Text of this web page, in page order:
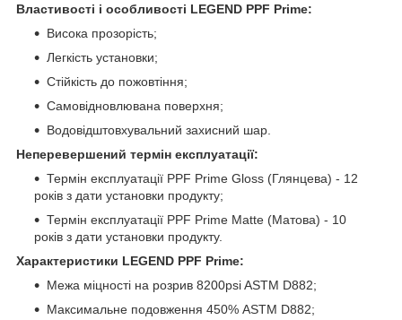
Властивості і особливості LEGEND PPF Prime:
Висока прозорість;
Легкість установки;
Стійкість до пожовтіння;
Самовідновлювана поверхня;
Водовідштовхувальний захисний шар.
Неперевершений термін експлуатації:
Термін експлуатації PPF Prime Gloss (Глянцева) - 12
років з дати установки продукту;
Термін експлуатації PPF Prime Matte (Матова) - 10
років з дати установки продукту.
Характеристики LEGEND PPF Prime:
Межа міцності на розрив 8200psi ASTM D882;
Максимальне подовження 450% ASTM D882;